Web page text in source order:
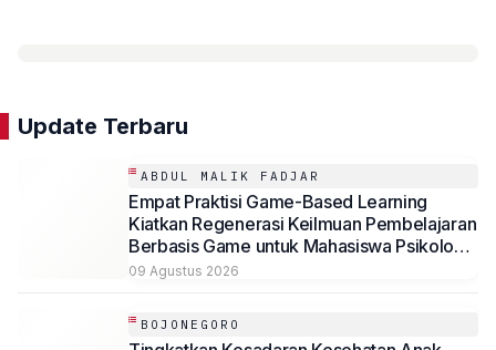
Update Terbaru
ABDUL MALIK FADJAR
Empat Praktisi Game-Based Learning
Kiatkan Regenerasi Keilmuan Pembelajaran
Berbasis Game untuk Mahasiswa Psikologi
Universitas Muhammadiyah Malang
09 Agustus 2026
BOJONEGORO